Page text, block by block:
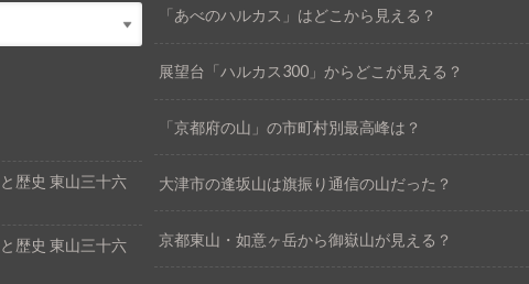
歴史 東山三十六
歴史 東山三十六
「あべのハルカス」はどこから見える？
展望台「ハルカス300」からどこが見える？
「京都府の山」の市町村別最高峰は？
大津市の逢坂山は旗振り通信の山だった？
京都東山・如意ヶ岳から御嶽山が見える？